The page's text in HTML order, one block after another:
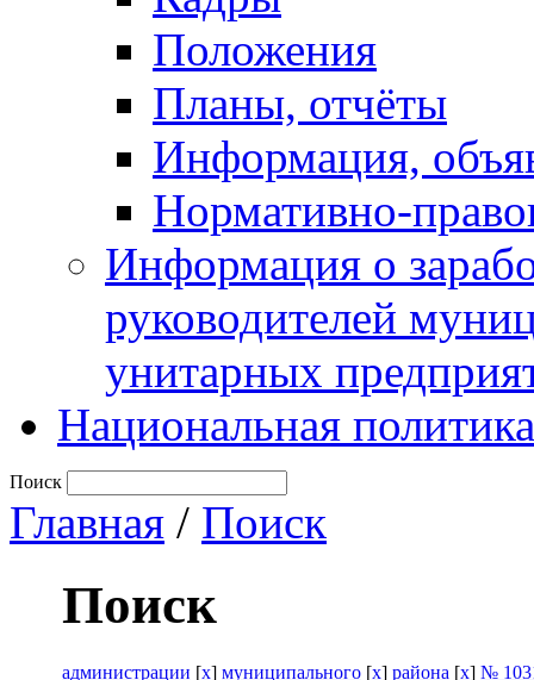
Положения
Планы, отчёты
Информация,
Нормативно-
Информация о
руководителей
унитарных
Национальная политика
Поиск
Главная / Поиск
Поиск
администрации [x] муниципального [x] района [x] №